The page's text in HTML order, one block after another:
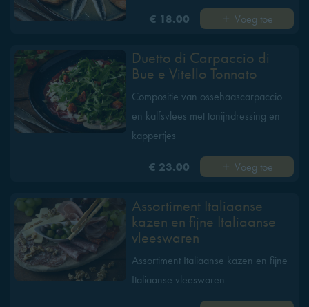
€ 18.00 Voeg toe
Duetto di Carpaccio di
Bue e Vitello Tonnato
Compositie van ossehaascarpaccio
en kalfsvlees met tonijndressing en
kappertjes
€ 23.00 Voeg toe
Assortiment Italiaanse
kazen en fijne Italiaanse
vleeswaren
Assortiment Italiaanse kazen en fijne
Italiaanse vleeswaren